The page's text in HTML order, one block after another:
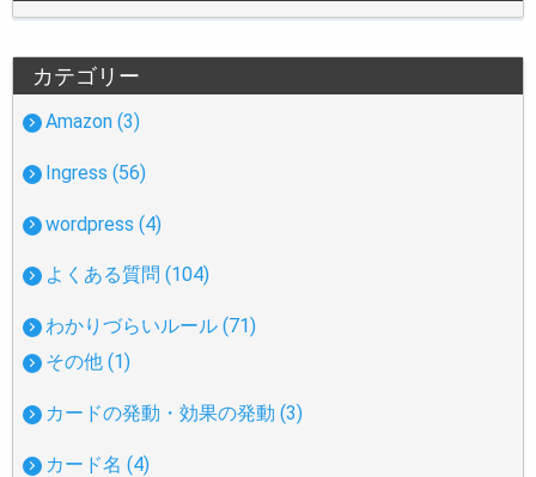
カテゴリー
Amazon (3)
Ingress (56)
wordpress (4)
よくある質問 (104)
わかりづらいルール (71)
その他 (1)
カードの発動・効果の発動 (3)
カード名 (4)